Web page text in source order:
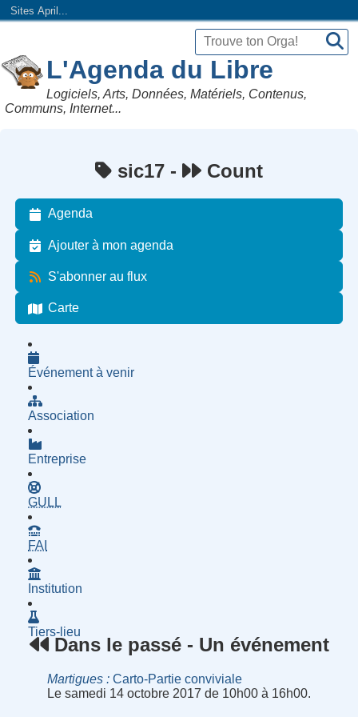
Sites April...
L'Agenda du Libre
Logiciels, Arts, Données, Matériels, Contenus,
Communs, Internet...
sic17 - Count
Agenda
Ajouter à mon agenda
S'abonner au flux
Carte
Événement à venir
Association
Entreprise
GULL
FAI
Institution
Tiers-lieu
Dans le passé - Un événement
Martigues
Carto-Partie conviviale
Le samedi 14 octobre 2017 de 10h00 à 16h00.